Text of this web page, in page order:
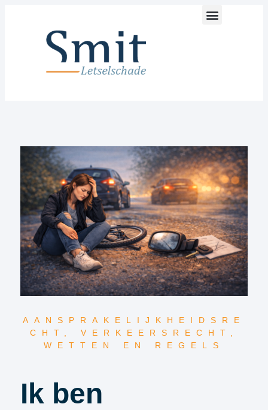
AANSPRAKELIJKHEIDSRE
CHT , VERKEERSRECHT ,
WETTEN EN REGELS
Ik ben